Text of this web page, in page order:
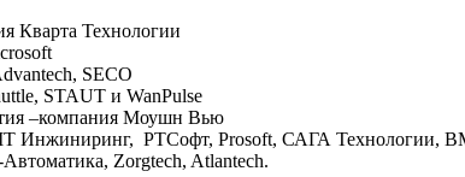
Кварта Технологии
SECO
STAUT и WanPulse
–компания Моушн Вью
РТСофт, Prosoft, САГА Технологии,
Zorgtech, Atlantech.